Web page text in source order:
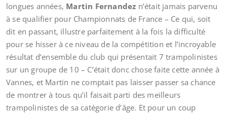
longues années, Martin Fernandez n’était jamais parvenu
à se qualifier pour Championnats de France – Ce qui, soit
dit en passant, illustre parfaitement à la fois la difficulté
pour se hisser à ce niveau de la compétition et l’incroyable
résultat d’ensemble du club qui présentait 7 trampolinistes
sur un groupe de 10 – C’était donc chose faite cette année à
Vannes, et Martin ne comptait pas laisser passer sa chance
de montrer à tous qu’il faisait parti des meilleurs
trampolinistes de sa catégorie d’âge. Et pour un coup